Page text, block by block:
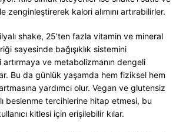
zenginleştirerek kalori alımını artırabilirler.
shake, 25’ten fazla vitamin ve mineral
sayesinde bağışıklık sistemini
ve metabolizmanın dengeli
Bu da günlük yaşamda hem fiziksel hem
yardımcı olur. Vegan ve glutensiz
beslenme tercihlerine hitap etmesi, bu
kitlesi için erişilebilir kılar.